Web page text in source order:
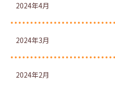
2024年4月
2024年3月
2024年2月